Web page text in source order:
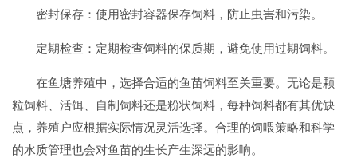
密封保存：使用密封容器保存饲料，防止虫害和污染。
定期检查：定期检查饲料的保质期，避免使用过期饲料。
在鱼塘养殖中，选择合适的鱼苗饲料至关重要。无论是颗
粒饲料、活饵、自制饲料还是粉状饲料，每种饲料都有其优缺
点，养殖户应根据实际情况灵活选择。合理的饲喂策略和科学
的水质管理也会对鱼苗的生长产生深远的影响。